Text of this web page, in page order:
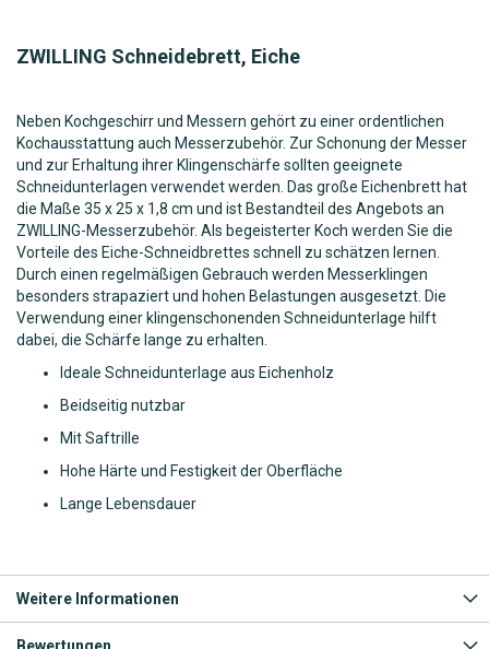
ZWILLING Schneidebrett, Eiche
Neben Kochgeschirr und Messern gehört zu einer ordentlichen
Kochausstattung auch Messerzubehör. Zur Schonung der Messer
und zur Erhaltung ihrer Klingenschärfe sollten geeignete
Schneidunterlagen verwendet werden. Das große Eichenbrett hat
die Maße 35 x 25 x 1,8 cm und ist Bestandteil des Angebots an
ZWILLING-Messerzubehör. Als begeisterter Koch werden Sie die
Vorteile des Eiche-Schneidbrettes schnell zu schätzen lernen.
Durch einen regelmäßigen Gebrauch werden Messerklingen
besonders strapaziert und hohen Belastungen ausgesetzt. Die
Verwendung einer klingenschonenden Schneidunterlage hilft
dabei, die Schärfe lange zu erhalten.
Ideale Schneidunterlage aus Eichenholz
Beidseitig nutzbar
Mit Saftrille
Hohe Härte und Festigkeit der Oberfläche
Lange Lebensdauer
Weitere Informationen
Bewertungen